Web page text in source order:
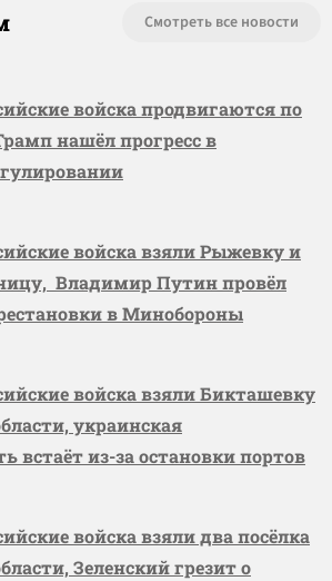
Смотреть все новости
войска продвигаются по
нашёл прогресс в
войска взяли Рыжевку и
Владимир Путин провёл
в Минобороны
войска взяли Бикташевку
украинская
встаёт из-за остановки портов
войска взяли два посёлка
Зеленский грезит о